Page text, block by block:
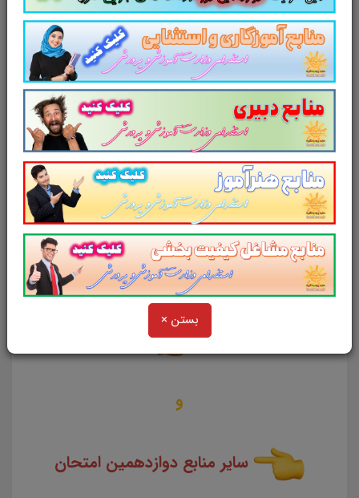
بستن ×
لینک دانلود
تست منابع عمومی دوازدهمین
امتحان مشترک فراگیر دستگاه های اجرایی
کشور
منابع عمومی دوازدهمین امتحان
مشترک فراگیر دستگاه های اجرایی کشور
و
سایر منابع دوازدهمین امتحان